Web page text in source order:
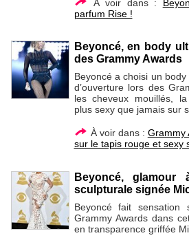
À voir dans :
parfum Rise !
Beyoncé, en body
des Grammy Awards
Beyoncé a choisi un
d’ouverture lors des
les cheveux mouillés,
plus sexy que jamais sur
À voir dans : Grammy
sur le tapis rouge et sexy
Beyoncé,
sculpturale signée
Beyoncé fait
Grammy Awards dans
en transparence griffée